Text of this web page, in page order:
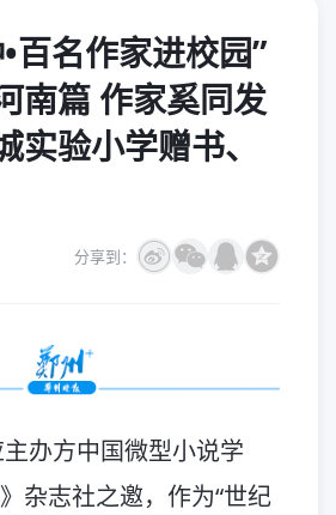
百名作家进校园”
南篇 作家奚同发
实验小学赠书、
分享到：
办方中国微型小说学
杂志社之邀，作为“世纪